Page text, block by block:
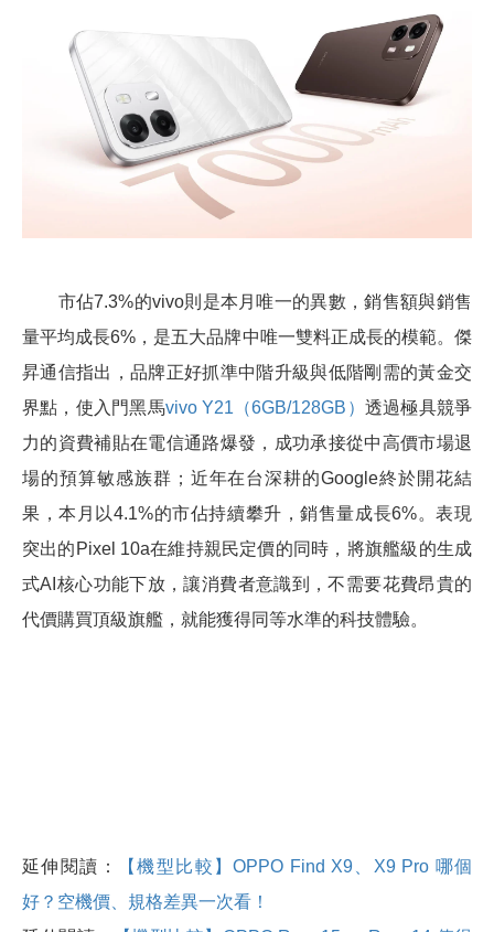
市佔7.3%的vivo則是本月唯一的異數，銷售額與銷售
量平均成長6%，是五大品牌中唯一雙料正成長的模範。傑
昇通信指出，品牌正好抓準中階升級與低階剛需的黃金交
界點，使入門黑馬vivo Y21（6GB/128GB） 透過極具競爭
力的資費補貼在電信通路爆發，成功承接從中高價市場退
場的預算敏感族群；近年在台深耕的Google終於開花結
果，本月以4.1%的市佔持續攀升，銷售量成長6%。表現
突出的Pixel 10a在維持親民定價的同時，將旗艦級的生成
式AI核心功能下放，讓消費者意識到，不需要花費昂貴的
代價購買頂級旗艦，就能獲得同等水準的科技體驗。
延伸閱讀：
【機型比較】OPPO Find X9、X9 Pro 哪個
好？空機價、規格差異一次看！